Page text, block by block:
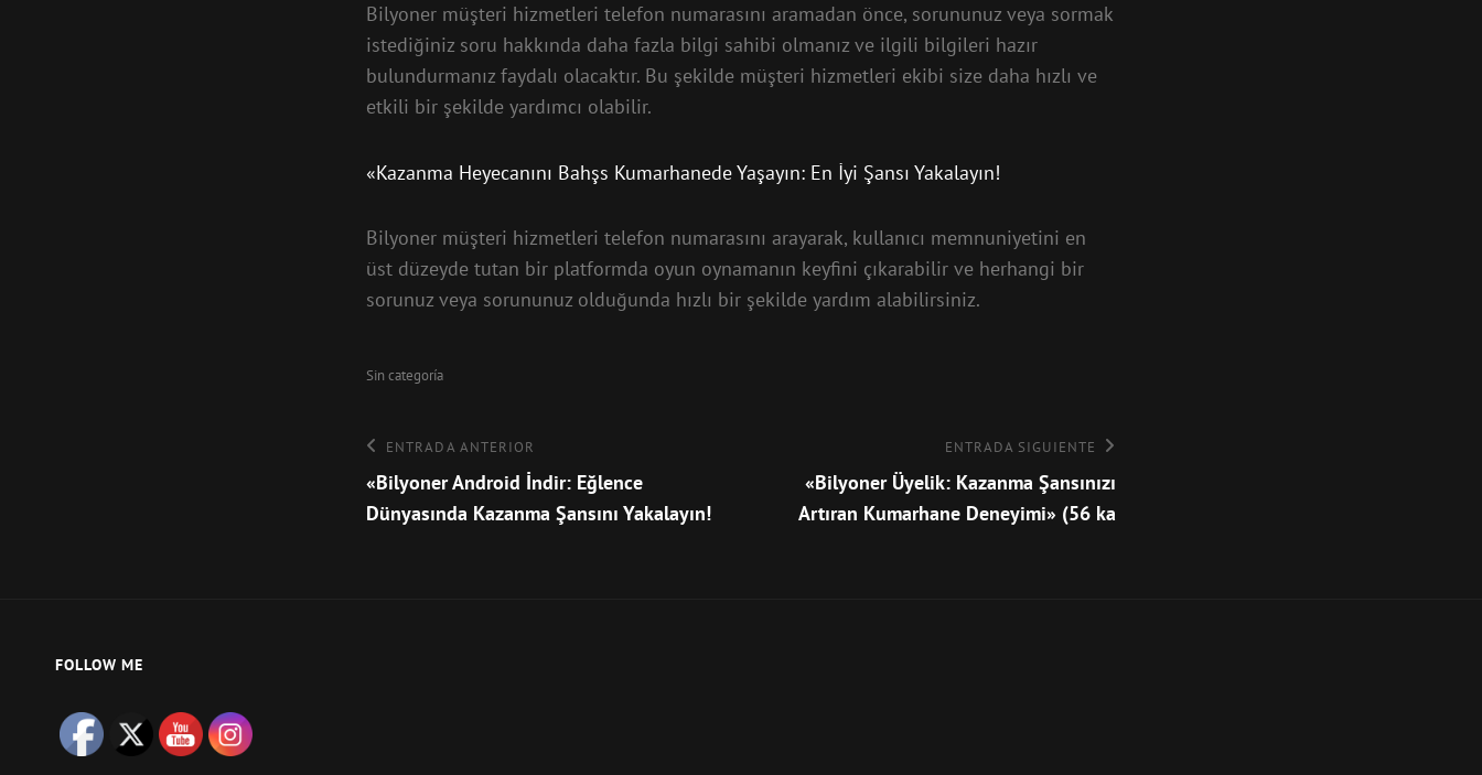
Bilyoner müşteri hizmetleri telefon numarasını aramadan önce, sorununuz veya sormak
istediğiniz soru hakkında daha fazla bilgi sahibi olmanız ve ilgili bilgileri hazır
bulundurmanız faydalı olacaktır. Bu şekilde müşteri hizmetleri ekibi size daha hızlı ve
etkili bir şekilde yardımcı olabilir.
«Kazanma Heyecanını Bahşs Kumarhanede Yaşayın: En İyi Şansı Yakalayın!
Bilyoner müşteri hizmetleri telefon numarasını arayarak, kullanıcı memnuniyetini en
üst düzeyde tutan bir platformda oyun oynamanın keyfini çıkarabilir ve herhangi bir
sorunuz veya sorununuz olduğunda hızlı bir şekilde yardım alabilirsiniz.
Categorías
Sin categoría
Navegación
de
entradas
Entrada
anterior
ENTRADA ANTERIOR
«Bilyoner Android İndir: Eğlence
Dünyasında Kazanma Şansını Yakalayın!
siguiente
ENTRADA SIGUIENTE
«Bilyoner Üyelik: Kazanma Şansınızı
Artıran Kumarhane Deneyimi» (56 ka
FOLLOW ME